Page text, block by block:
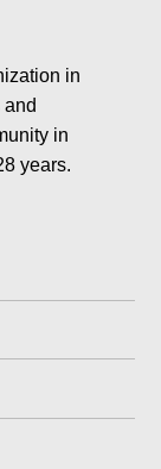
in
and
in
years.